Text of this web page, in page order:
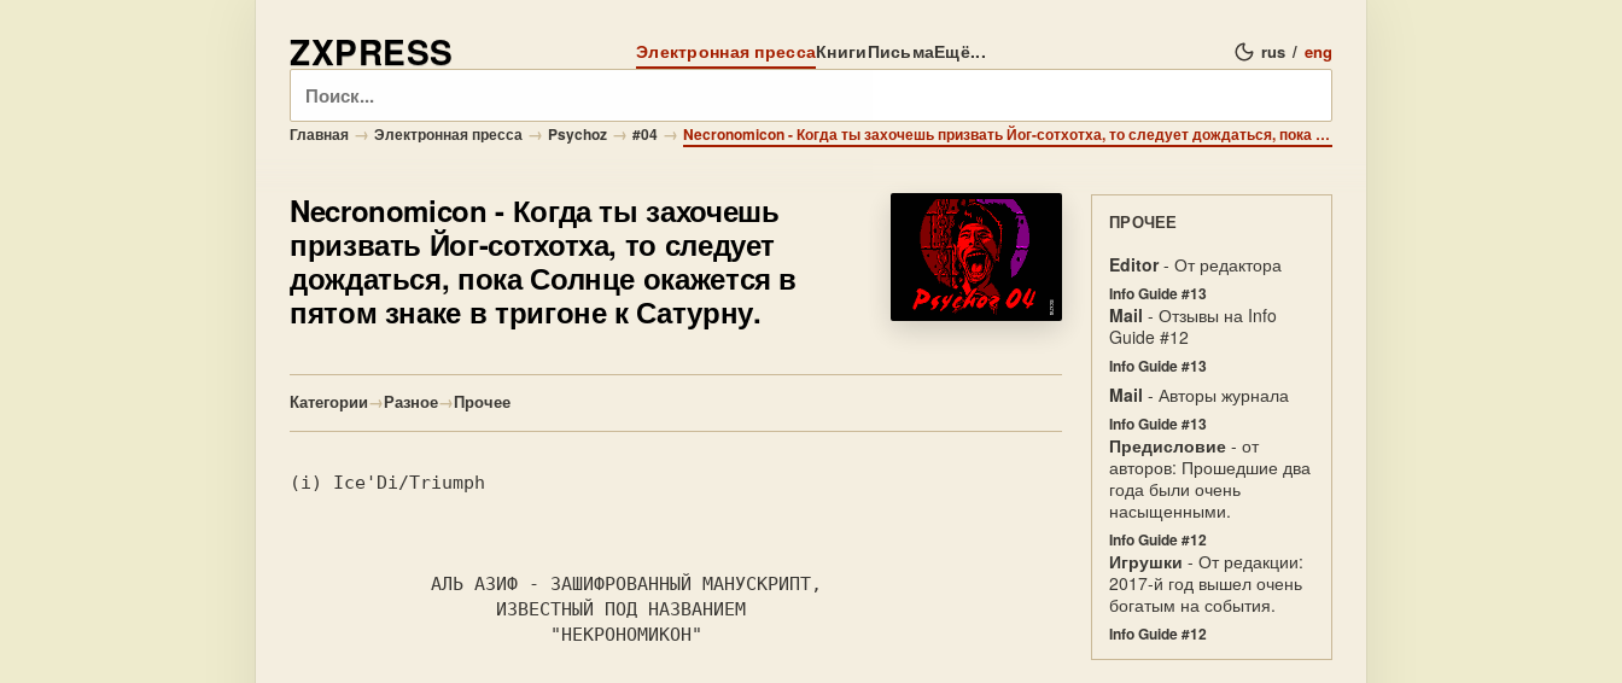
ZXPRESS Электронная прессаКнигиПисьмаЕщё... rus / eng
Поиск
Главная → Электронная пресса → Psychoz → #04 → Necronomicon - Когда ты захочешь призвать Йог-сотхотха, то следует дождаться, пока Солнце окажется в пятом знаке в тригоне к Сатурну.
Necronomicon - Когда ты захочешь
призвать Йог-сотхотха, то следует
дождаться, пока Солнце окажется в
пятом знаке в тригоне к Сатурну.
Категории→Разное→Прочее
(i) Ice'Di/Triumph
ПРОЧЕЕ
Editor- От редактора
Info Guide #13
Mail - Отзывы на Info
Guide #12
Info Guide #13
Mail - Авторы журнала
Info Guide #13
Предисловие - от
авторов: Прошедшие два
года были очень
насыщенными.
Info Guide #12
Игрушки - От редакции:
2017-й год вышел очень
богатым на события.
Info Guide #12